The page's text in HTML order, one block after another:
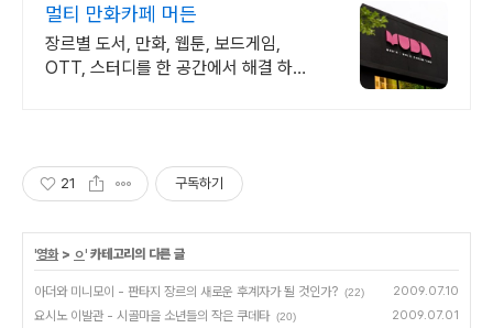
멀티 만화카페 머든
장르별 도서, 만화, 웹툰, 보드게임,
OTT, 스터디를 한 공간에서 해결 하세
21 구독하기
'영화> ㅇ' 카테고리의 다른 글
아더와 미니모이 - 판타지 장르의 새로운 후계자가 될 것인가? (22) 2009.07.10
요시노 이발관 - 시골마을 소년들의 작은 쿠데타 (20) 2009.07.01